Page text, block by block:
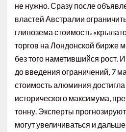
не нужно. Сразу после
властей Австралии
глинозема стоимость
торгов на Лондонской бирже
без того наметившийся рост.
до введения ограничений, 7
стоимость алюминия
исторического максимума,
тонну. Эксперты
могут увеличиваться и